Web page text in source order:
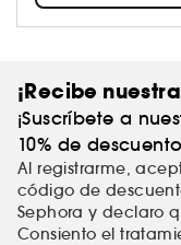
brindará una
resplandor de su
¡Recibe
¡Suscríbete a
10% de
Al registrarme,
código de
Sephora y declaro
Consiento el